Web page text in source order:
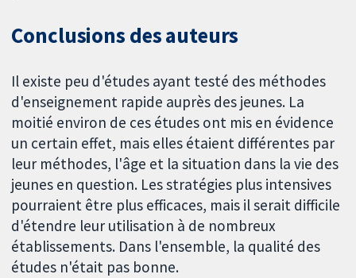
Conclusions des auteurs
Il existe peu d'études ayant testé des méthodes
d'enseignement rapide auprès des jeunes. La
moitié environ de ces études ont mis en évidence
un certain effet, mais elles étaient différentes par
leur méthodes, l'âge et la situation dans la vie des
jeunes en question. Les stratégies plus intensives
pourraient être plus efficaces, mais il serait difficile
d'étendre leur utilisation à de nombreux
établissements. Dans l'ensemble, la qualité des
études n'était pas bonne.